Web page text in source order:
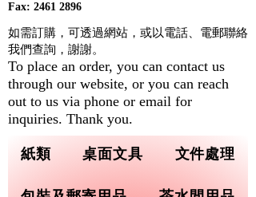
Fax: 2461 2896
紙類 桌面文具 文件處理
如需訂購，可透過網站，或以電話、電郵聯絡
我們查詢， 謝謝。
To place an order, you can contact us
through our website, or you can reach
out to us via phone or email for
inquiries. Thank you.